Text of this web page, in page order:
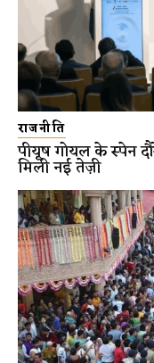
राजनीति
पीयूष गोयल के स्पेन
मिली नई तेज़ी